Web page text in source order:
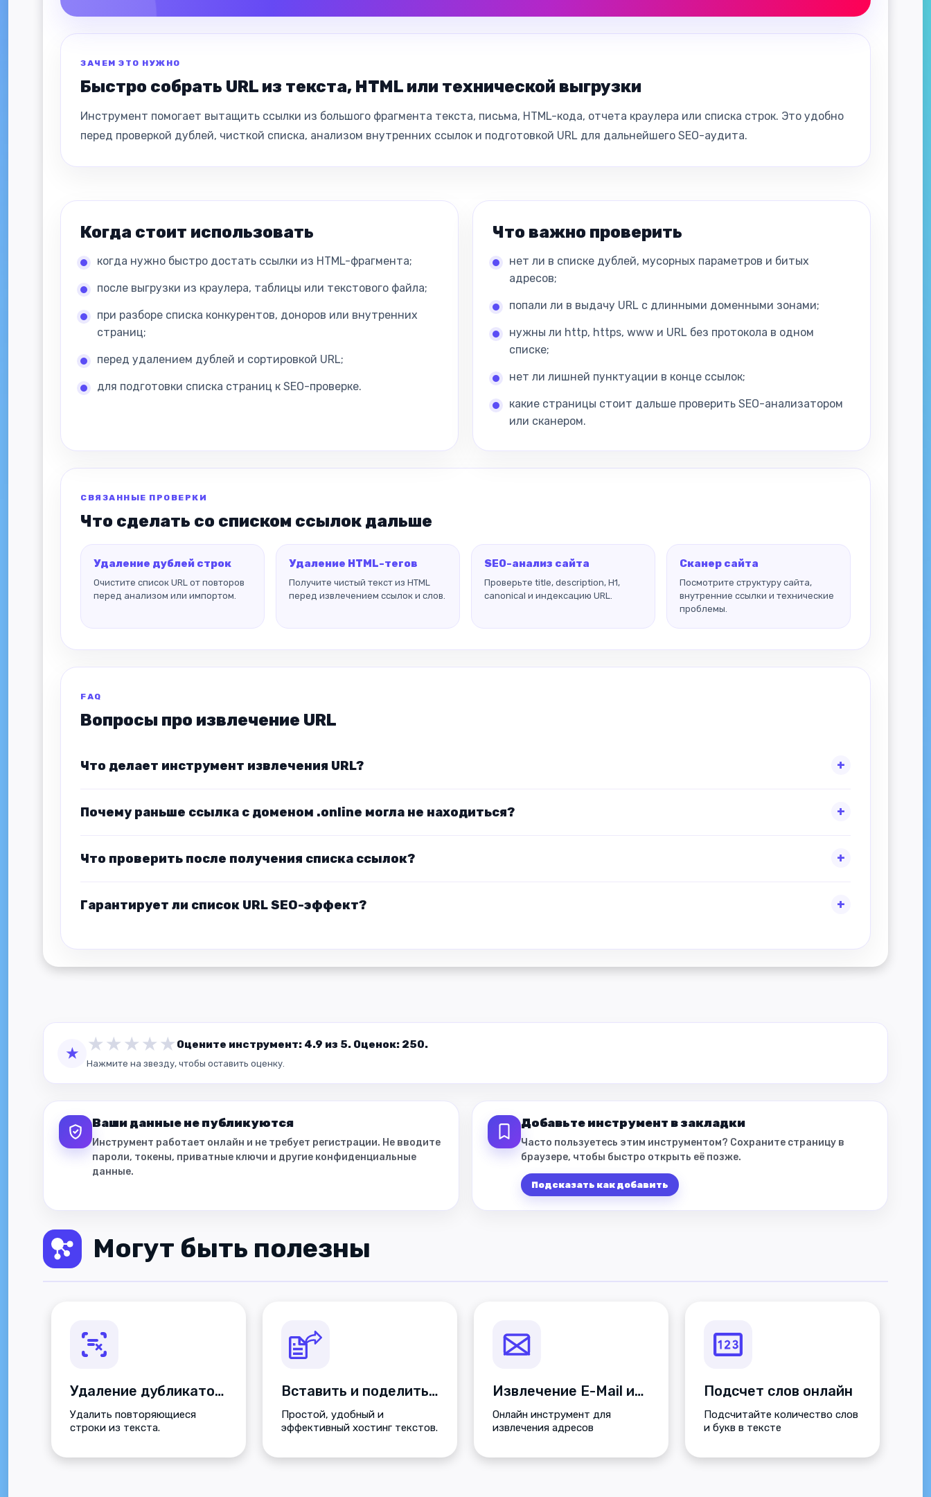
ЗАЧЕМ ЭТО НУЖНО
Быстро собрать URL из текста, HTML или технической выгрузки
Инструмент помогает вытащить ссылки из большого фрагмента текста, письма, HTML-кода, отчета краулера или списка строк. Это удобно
перед проверкой дублей, чисткой списка, анализом внутренних ссылок и подготовкой URL для дальнейшего SEO-аудита.
Когда стоит использовать
когда нужно быстро достать ссылки из HTML-фрагмента;
после выгрузки из краулера, таблицы или текстового файла;
при разборе списка конкурентов, доноров или внутренних
страниц;
перед удалением дублей и сортировкой URL;
для подготовки списка страниц к SEO-проверке.
Что важно проверить
нет ли в списке дублей, мусорных параметров и битых
адресов;
попали ли в выдачу URL с длинными доменными зонами;
нужны ли http, https, www и URL без протокола в одном
списке;
нет ли лишней пунктуации в конце ссылок;
какие страницы стоит дальше проверить SEO-анализатором
или сканером.
СВЯЗАННЫЕ ПРОВЕРКИ
Что сделать со списком ссылок дальше
Удаление дублей строк
Очистите список URL от повторов
перед анализом или импортом.
Удаление HTML-тегов
Получите чистый текст из HTML
перед извлечением ссылок и слов.
SEO-анализ сайта
Проверьте title, description, H1,
canonical и индексацию URL.
Сканер сайта
Посмотрите структуру сайта,
внутренние ссылки и технические
проблемы.
FAQ
Вопросы про извлечение URL
Что делает инструмент извлечения URL?
Почему раньше ссылка с доменом .online могла не находиться?
Что проверить после получения списка ссылок?
Гарантирует ли список URL SEO-эффект?
★ ★ ★ ★ ★ ★ Оцените инструмент: 4.9 из 5. Оценок: 250.
Нажмите на звезду, чтобы оставить оценку.
Ваши данные не публикуются
Инструмент работает онлайн и не требует регистрации. Не вводите
пароли, токены, приватные ключи и другие конфиденциальные
данные.
Добавьте инструмент в закладки
Часто пользуетесь этим инструментом? Сохраните страницу в
браузере, чтобы быстро открыть её позже.
Подсказать как добавить
Могут быть полезны
Удаление дубликатов строк
Удалить повторяющиеся
строки из текста.
Вставить и поделиться текстом
Простой, удобный и
эффективный хостинг текстов.
Извлечение E-Mail из текста
Онлайн инструмент для
извлечения адресов
Подсчет слов онлайн
Подсчитайте количество слов
и букв в тексте